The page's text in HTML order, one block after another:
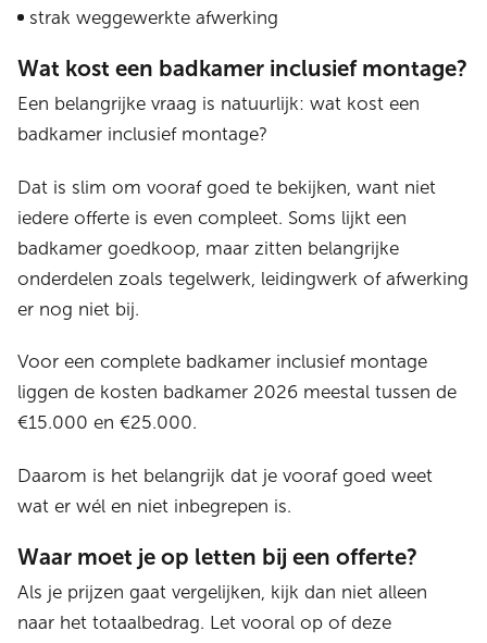
strak weggewerkte afwerking
Wat kost een badkamer inclusief montage?
Een belangrijke vraag is natuurlijk: wat kost een
badkamer inclusief montage?
Dat is slim om vooraf goed te bekijken, want niet
iedere offerte is even compleet. Soms lijkt een
badkamer goedkoop, maar zitten belangrijke
onderdelen zoals tegelwerk, leidingwerk of afwerking
er nog niet bij.
Voor een complete badkamer inclusief montage
liggen de kosten badkamer 2026 meestal tussen de
€15.000 en €25.000.
Daarom is het belangrijk dat je vooraf goed weet
wat er wél en niet inbegrepen is.
Waar moet je op letten bij een offerte?
Als je prijzen gaat vergelijken, kijk dan niet alleen
naar het totaalbedrag. Let vooral op of deze